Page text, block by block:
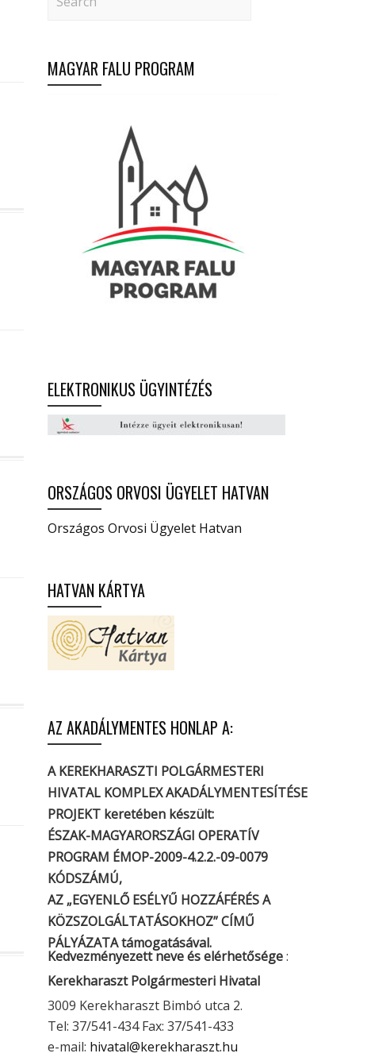
MAGYAR FALU PROGRAM
ELEKTRONIKUS ÜGYINTÉZÉS
ORSZÁGOS ORVOSI ÜGYELET HATVAN
Országos Orvosi Ügyelet Hatvan
HATVAN KÁRTYA
AZ AKADÁLYMENTES HONLAP A:
A KEREKHARASZTI POLGÁRMESTERI
HIVATAL KOMPLEX AKADÁLYMENTESÍTÉSE
PROJEKT keretében készült:
ÉSZAK-MAGYARORSZÁGI OPERATÍV
PROGRAM ÉMOP-2009-4.2.2.-09-0079
KÓDSZÁMÚ,
AZ „EGYENLŐ ESÉLYŰ HOZZÁFÉRÉS A
KÖZSZOLGÁLTATÁSOKHOZ” CÍMŰ
PÁLYÁZATA támogatásával.
Kedvezményezett neve és elérhetősége:
Kerekharaszt Polgármesteri Hivatal
3009 Kerekharaszt Bimbó utca 2.
Tel: 37/541-434 Fax: 37/541-433
e-mail: hivatal@kerekharaszt.hu